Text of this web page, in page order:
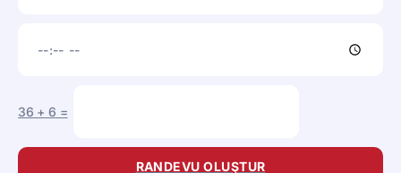
36 + 6 =
RANDEVU OLUŞTUR